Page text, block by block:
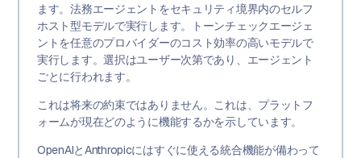
ます。法務エージェントをセキュリティ境界内のセルフ
ホスト型モデルで実行します。トーンチェックエージェ
ントを任意のプロバイダーのコスト効率の高いモデルで
実行します。選択はユーザー次第であり、エージェント
ごとに行われます。
これは将来の約束ではありません。これは、プラットフ
ォームが現在どのように機能するかを示しています。
OpenAIとAnthropicにはすぐに使える統合機能が備わって